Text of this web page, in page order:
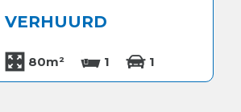
VERHUURD
80m² 1 1